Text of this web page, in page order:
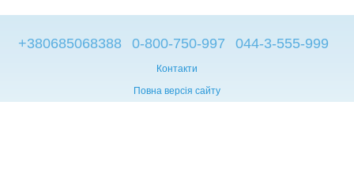
+380685068388 0-800-750-997 044-3-555-999
Контакти
Повна версія сайту